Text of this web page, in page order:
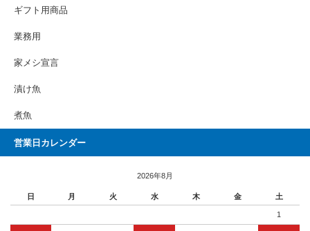
ギフト用商品
業務用
家メシ宣言
漬け魚
煮魚
営業日カレンダー
2026年8月
日 月 火 水 木 金 土
1